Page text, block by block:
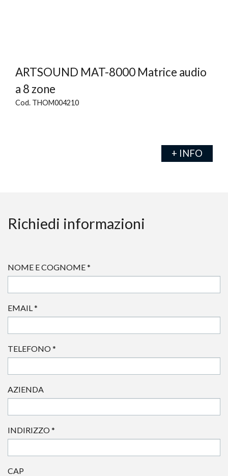
ARTSOUND MAT-8000 Matrice audio
a 8 zone
Cod. THOM004210
+ INFO
Richiedi informazioni
NOME E COGNOME*
EMAIL*
TELEFONO*
AZIENDA
INDIRIZZO*
CAP